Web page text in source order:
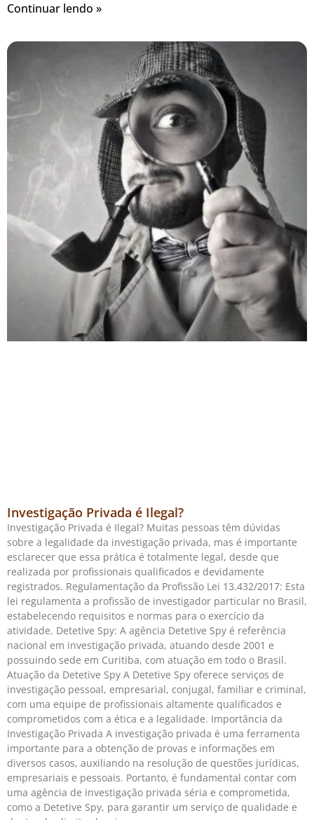
Continuar lendo »
Investigação Privada é Ilegal?
Investigação Privada é Ilegal? Muitas pessoas têm dúvidas
sobre a legalidade da investigação privada, mas é importante
esclarecer que essa prática é totalmente legal, desde que
realizada por profissionais qualificados e devidamente
registrados. Regulamentação da Profissão Lei 13.432/2017: Esta
lei regulamenta a profissão de investigador particular no Brasil,
estabelecendo requisitos e normas para o exercício da
atividade. Detetive Spy: A agência Detetive Spy é referência
nacional em investigação privada, atuando desde 2001 e
possuindo sede em Curitiba, com atuação em todo o Brasil.
Atuação da Detetive Spy A Detetive Spy oferece serviços de
investigação pessoal, empresarial, conjugal, familiar e criminal,
com uma equipe de profissionais altamente qualificados e
comprometidos com a ética e a legalidade. Importância da
Investigação Privada A investigação privada é uma ferramenta
importante para a obtenção de provas e informações em
diversos casos, auxiliando na resolução de questões jurídicas,
empresariais e pessoais. Portanto, é fundamental contar com
uma agência de investigação privada séria e comprometida,
como a Detetive Spy, para garantir um serviço de qualidade e